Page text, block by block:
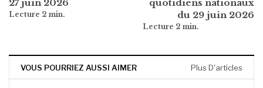
27 juin 2026
quotidiens nationaux
du 29 juin 2026
VOUS POURRIEZ AUSSI AIMER Plus D'articles